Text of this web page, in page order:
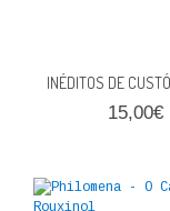
OUTROS TEMAS
INÉDITOS DE
15,00€